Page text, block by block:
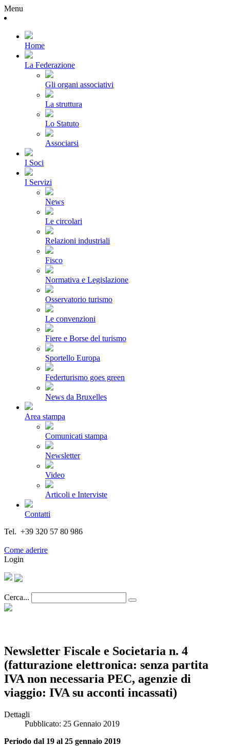
Menu
Home
La Federazione
Gli organi associativi
La struttura
Lo Statuto
Associarsi
I Soci
I Servizi
News
Le circolari
Relazioni industriali
Fisco
Normativa e Legislazione
Osservatorio turismo
Le convenzioni
Fiere e Borse del turismo
Sportello Europa
Federturismo goes green
News da Bruxelles
Area stampa
Comunicati stampa
Newsletter
Video
Articoli e Interviste
Contatti
Tel. +39 320 57 80 986
Come aderire
Login
Cerca...
Newsletter Fiscale e Societaria n. 4
(fatturazione elettronica: senza partita
IVA non necessaria PEC, agenzie di
viaggio: IVA su acconti incassati)
Dettagli
Pubblicato: 25 Gennaio 2019
Periodo dal 19 al 25 gennaio 2019